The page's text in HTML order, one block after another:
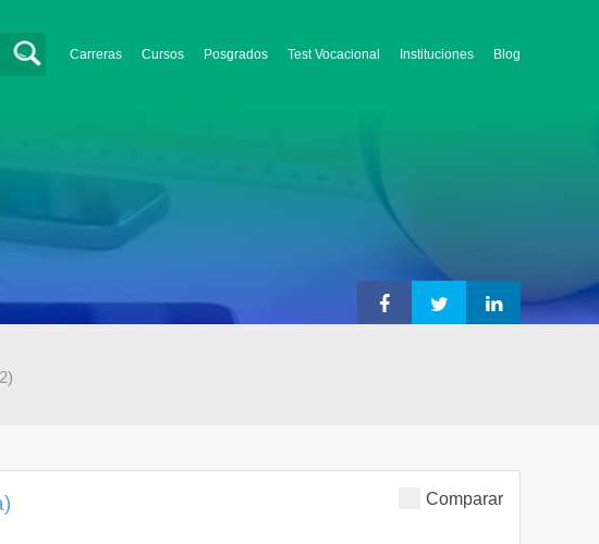
Carreras Cursos Posgrados Test Vocacional Instituciones Blog
Comparar